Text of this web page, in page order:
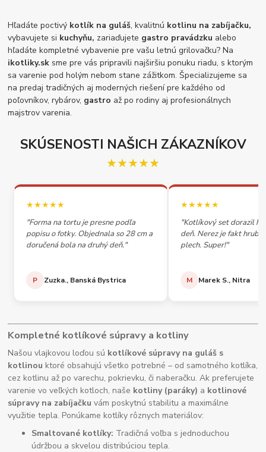
Hľadáte poctivý kotlík na guláš, kvalitnú kotlinu na zabíjačku,
vybavujete si kuchyňu, zariaďujete gastro pravádzku alebo
hľadáte kompletné vybavenie pre vašu letnú grilovačku? Na
ikotliky.sk sme pre vás pripravili najširšiu ponuku riadu, s ktorým
sa varenie pod holým nebom stane zážitkom. Špecializujeme sa
na predaj tradičných aj moderných riešení pre každého od
poľovníkov, rybárov, gastro až po rodiny aj profesionálnych
majstrov varenia.
SKÚSENOSTI NAŠICH ZÁKAZNÍKOV
★★★★★
★★★★★
"Forma na tortu je presne podľa
popisu o fotky. Objednala so 28 cm a
doručená bola na druhý deň."
P Zuzka., Banská Bystrica
★★★★★
"Kotlíkový set dorazil
deň. Nerez je fakt
plech. Super!"
M Marek S., Nitra
Kompletné kotlíkové súpravy a kotliny
Našou vlajkovou loďou sú kotlíkové súpravy na guláš s
kotlinou ktoré obsahujú všetko potrebné – od samotného kotlíka,
cez kotlinu až po varechu, pokrievku, či naberačku. Ak preferujete
varenie vo veľkých kotloch, naše kotliny (paráky) a kotlinové
súpravy na zabíjačku vám poskytnú stabilitu a maximálne
využitie tepla. Ponúkame kotlíky rôznych materiálov:
Smaltované kotlíky: Tradičná voľba s jednoduchou
údržbou a skvelou distribúciou tepla.